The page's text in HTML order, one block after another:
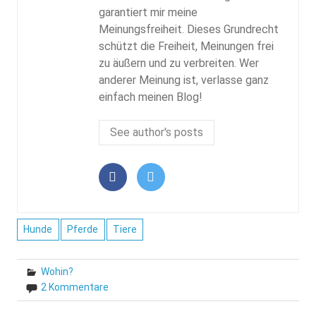
garantiert mir meine
Meinungsfreiheit. Dieses Grundrecht
schützt die Freiheit, Meinungen frei
zu äußern und zu verbreiten. Wer
anderer Meinung ist, verlasse ganz
einfach meinen Blog!
See author's posts
Hunde Pferde Tiere
Wohin?
2 Kommentare